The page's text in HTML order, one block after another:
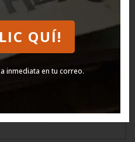
* QUÍ!
inmediata en tu correo.